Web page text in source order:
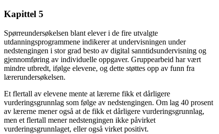
Kapittel 5
Spørreundersøkelsen blant elever i de fire utvalgte
utdanningsprogrammene indikerer at undervisningen under
nedstengingen i stor grad besto av digital sanntidsundervisning og
gjennomføring av individuelle oppgaver. Gruppearbeid har vært
mindre utbredt, ifølge elevene, og dette støttes opp av funn fra
lærerundersøkelsen.
Et flertall av elevene mente at lærerne fikk et dårligere
vurderingsgrunnlag som følge av nedstengingen. Om lag 40 prosent
av lærerne mener også at de fikk et dårligere vurderingsgrunnlag,
men et flertall mener nedstengingen ikke påvirket
vurderingsgrunnlaget, eller også virket positivt.